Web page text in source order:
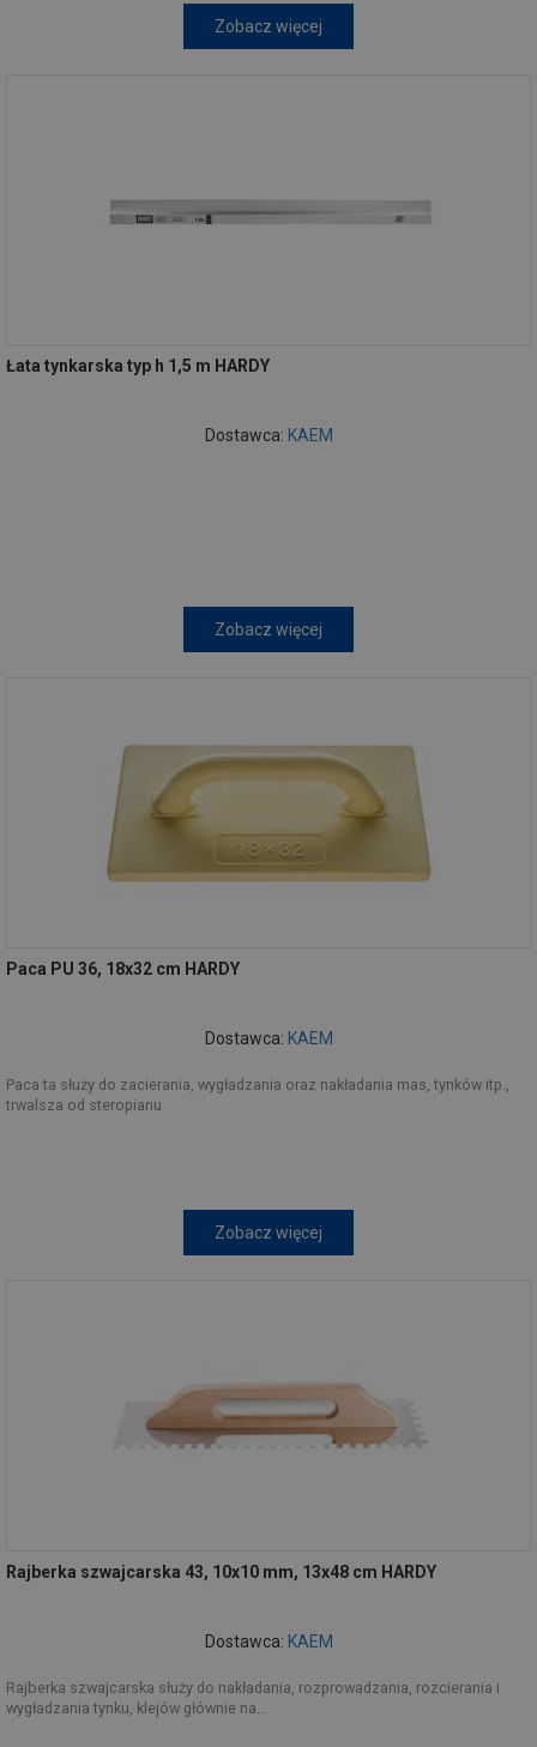
Zobacz więcej
Łata tynkarska typ h 1,5 m HARDY
Dostawca: KAEM
Zobacz więcej
Paca PU 36, 18x32 cm HARDY
Dostawca: KAEM
Paca ta służy do zacierania, wygładzania oraz nakładania mas, tynków itp.,
trwalsza od steropianu
Zobacz więcej
Rajberka szwajcarska 43, 10x10 mm, 13x48 cm HARDY
Dostawca: KAEM
Rajberka szwajcarska służy do nakładania, rozprowadzania, rozcierania i
wygładzania tynku, klejów głównie na...